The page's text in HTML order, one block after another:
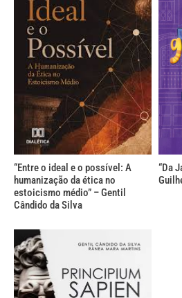
“Entre o ideal e o possível: A
humanização da ética no
estoicismo médio” – Gentil
Cândido da Silva
“Da